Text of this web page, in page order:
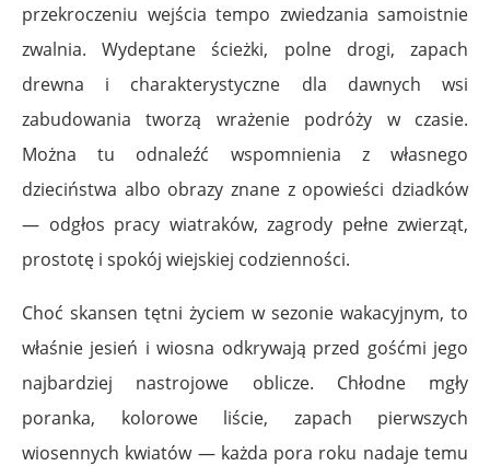
przekroczeniu wejścia tempo zwiedzania samoistnie
zwalnia. Wydeptane ścieżki, polne drogi, zapach
drewna i charakterystyczne dla dawnych wsi
zabudowania tworzą wrażenie podróży w czasie.
Można tu odnaleźć wspomnienia z własnego
dzieciństwa albo obrazy znane z opowieści dziadków
— odgłos pracy wiatraków, zagrody pełne zwierząt,
prostotę i spokój wiejskiej codzienności.
Choć skansen tętni życiem w sezonie wakacyjnym, to
właśnie jesień i wiosna odkrywają przed gośćmi jego
najbardziej nastrojowe oblicze. Chłodne mgły
poranka, kolorowe liście, zapach pierwszych
wiosennych kwiatów — każda pora roku nadaje temu